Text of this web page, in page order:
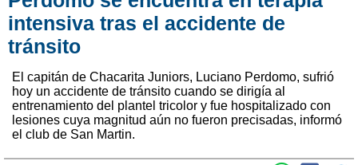
intensiva tras el accidente de
tránsito
El capitán de Chacarita Juniors, Luciano Perdomo, sufrió
hoy un accidente de tránsito cuando se dirigía al
entrenamiento del plantel tricolor y fue hospitalizado con
lesiones cuya magnitud aún no fueron precisadas, informó
el club de San Martin.